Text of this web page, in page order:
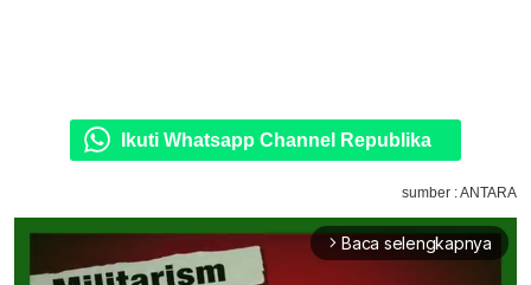
Ikuti Whatsapp Channel Republika
sumber : ANTARA
arrow_forward_ios Baca selengkapnya